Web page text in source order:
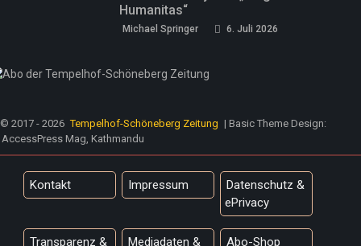
Humanitas“
Michael Springer 6. Juli 2026
© 2017 - 2026 Tempelhof-Schöneberg Zeitung | Basic Theme Design:
AccessPress Mag, Kathmandu
Kontakt Impressum
Datenschutz &
ePrivacy
Transparenz & Mediadaten & Abo-Shop